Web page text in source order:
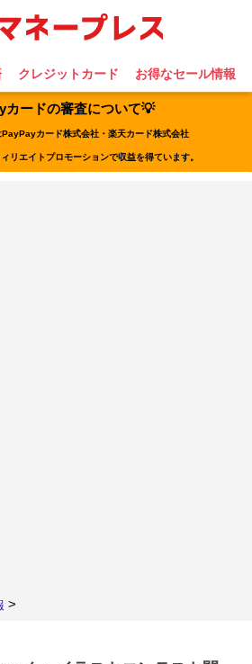
クレジットカード お得なセール情報
カードの審査について💡
カード株式会社・楽天カード株式会社
リエイトプロモーションで収益を得ています。
>